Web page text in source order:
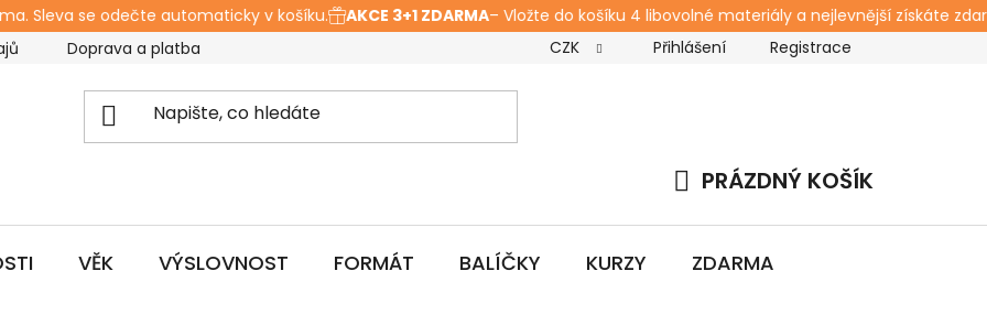
se odečte automaticky v košíku. AKCE 3+1 ZDARMA– Vložte do košíku 4 libovolné materiály a nejlevnější získáte
Doprava a platba Kontakt Blog Workshopy pro rodiče
CZK Přihlášení Registrace
KOŠÍK
PRÁZDNÝ KOŠÍK
VĚK VÝSLOVNOST FORMÁT BALÍČKY KURZY ZDARMA